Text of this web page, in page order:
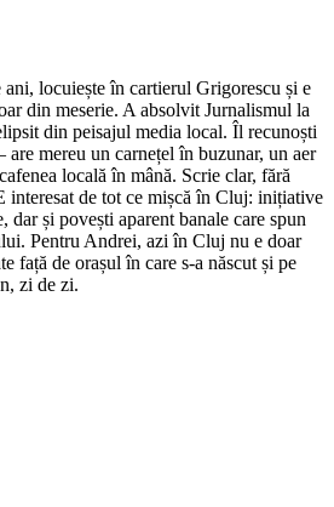
locuiește în cartierul Grigorescu și e
din meserie. A absolvit Jurnalismul la
din peisajul media local. Îl recunoști
mereu un carnețel în buzunar, un aer
locală în mână. Scrie clar, fără
interesat de tot ce mișcă în Cluj: inițiative
dar și povești aparent banale care spun
Pentru Andrei, azi în Cluj nu e doar
față de orașul în care s-a născut și pe
zi de zi.